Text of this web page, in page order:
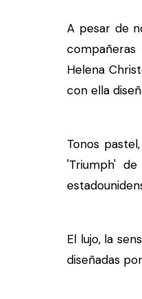
A pesar de
Helena
con ella
Tonos
'Triumph'
El lujo, la
diseñadas